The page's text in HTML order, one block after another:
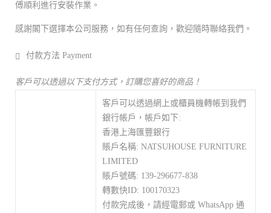
傅順利進行安裝作業。
感謝閣下選擇本公司服務，如有任何查詢，歡迎隨時聯絡我們。
付款方法 Payment
客戶可以透過以下支付方式，訂購您喜好的商品！
客戶可以透過網上或櫃員機轉帳到我們
銀行帳戶，帳戶如下:
香港上海匯豐銀行
賬戶名稱: NATSUHOUSE FURNITURE
LIMITED
賬戶號碼: 139-296677-838
轉數快ID: 100170323
付款完成後，請經電郵或 WhatsApp 通